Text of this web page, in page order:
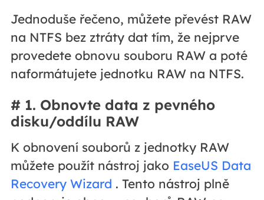
Jednoduše řečeno, můžete převést RAW
na NTFS bez ztráty dat tím, že nejprve
provedete obnovu souboru RAW a poté
naformátujete jednotku RAW na NTFS.
# 1. Obnovte data z pevného
disku/oddílu RAW
K obnovení souborů z jednotky RAW
můžete použít nástroj jako EaseUS Data
Recovery Wizard . Tento nástroj plně